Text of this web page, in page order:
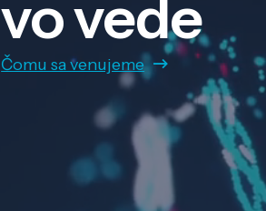
vo vede
Čomu sa venujeme